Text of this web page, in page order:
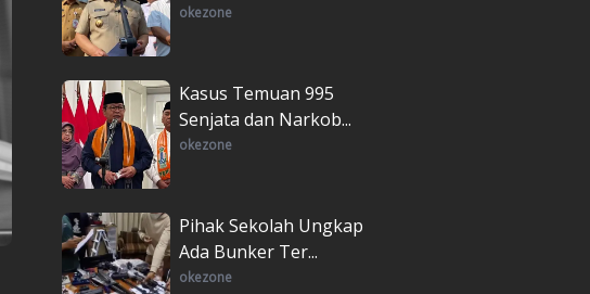
okezone
Kasus Temuan 995
Senjata dan Narkob...
okezone
Pihak Sekolah Ungkap
Ada Bunker Ter...
okezone